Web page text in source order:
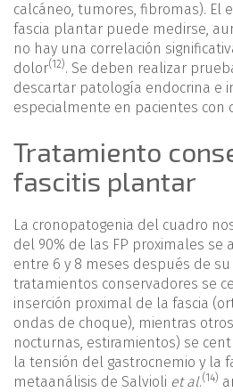
calcáneo, tumores, fibromas). El
fascia plantar puede medirse,
no hay una correlación
dolor(12). Se deben realizar
descartar patología endocrina e
especialmente en pacientes con
Tratamiento
fascitis plantar
La cronopatogenia del cuadro
del 90% de las FP proximales se
entre 6 y 8 meses después de su
tratamientos conservadores se
inserción proximal de la fascia
ondas de choque), mientras
nocturnas, estiramientos) se
la tensión del gastrocnemio y la
metaanálisis de Salvioli et al.(14)